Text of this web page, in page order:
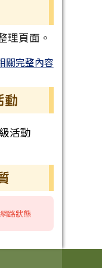
理頁面。
關完整內容
動
動
路狀態